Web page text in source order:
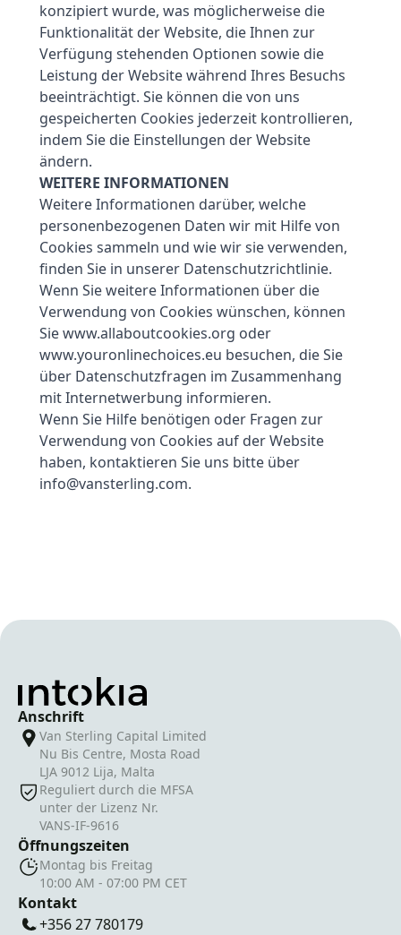
konzipiert wurde, was möglicherweise die
Funktionalität der Website, die Ihnen zur
Verfügung stehenden Optionen sowie die
Leistung der Website während Ihres Besuchs
beeinträchtigt. Sie können die von uns
gespeicherten Cookies jederzeit kontrollieren,
indem Sie die Einstellungen der Website
ändern.
WEITERE INFORMATIONEN
Weitere Informationen darüber, welche
personenbezogenen Daten wir mit Hilfe von
Cookies sammeln und wie wir sie verwenden,
finden Sie in unserer Datenschutzrichtlinie.
Wenn Sie weitere Informationen über die
Verwendung von Cookies wünschen, können
Siewww.allaboutcookies.org oder
www.youronlinechoices.eu besuchen, die Sie
über Datenschutzfragen im Zusammenhang
mit Internetwerbung informieren.
Wenn Sie Hilfe benötigen oder Fragen zur
Verwendung von Cookies auf der Website
haben, kontaktieren Sie uns bitte über
info@vansterling.com.
Anschrift
Van Sterling Capital Limited
Nu Bis Centre, Mosta Road
LJA 9012 Lija, Malta
Reguliert durch die MFSA
unter der Lizenz Nr.
VANS-IF-9616
Öffnungszeiten
Montag bis Freitag
10:00 AM - 07:00 PM CET
Kontakt
+356 27 780179